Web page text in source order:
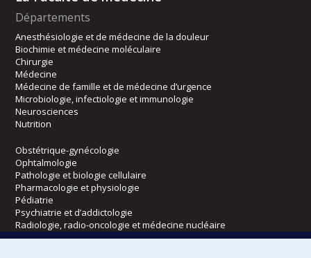
Départements
Anesthésiologie et de médecine de la douleur
Biochimie et médecine moléculaire
Chirurgie
Médecine
Médecine de famille et de médecine d’urgence
Microbiologie, infectiologie et immunologie
Neurosciences
Nutrition
Obstétrique-gynécologie
Ophtalmologie
Pathologie et biologie cellulaire
Pharmacologie et physiologie
Pédiatrie
Psychiatrie et d’addictologie
Radiologie, radio-oncologie et médecine nucléaire